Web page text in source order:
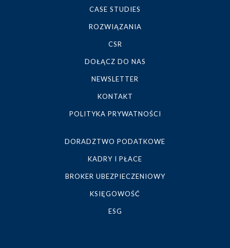
CASE STUDIES
ROZWIĄZANIA
CSR
DOŁĄCZ DO NAS
NEWSLETTER
KONTAKT
POLITYKA PRYWATNOŚCI
DORADZTWO PODATKOWE
KADRY I PŁACE
BROKER UBEZPIECZENIOWY
KSIĘGOWOŚĆ
ESG